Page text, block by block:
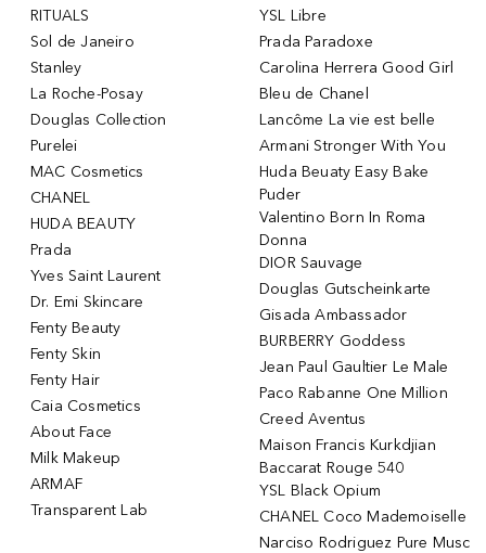
RITUALS
Sol de Janeiro
Stanley
La Roche-Posay
Douglas Collection
Purelei
MAC Cosmetics
CHANEL
HUDA BEAUTY
Prada
Yves Saint Laurent
Dr. Emi Skincare
Fenty Beauty
Fenty Skin
Fenty Hair
Caia Cosmetics
About Face
Milk Makeup
ARMAF
Transparent Lab
YSL Libre
Prada Paradoxe
Carolina Herrera Good Girl
Bleu de Chanel
Lancôme La vie est belle
Armani Stronger With You
Huda Beuaty Easy Bake
Puder
Valentino Born In Roma
Donna
DIOR Sauvage
Douglas Gutscheinkarte
Gisada Ambassador
BURBERRY Goddess
Jean Paul Gaultier Le Male
Paco Rabanne One Million
Creed Aventus
Maison Francis Kurkdjian
Baccarat Rouge 540
YSL Black Opium
CHANEL Coco Mademoiselle
Narciso Rodriguez Pure Musc